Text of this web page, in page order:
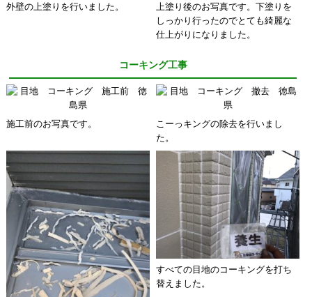
外壁の上塗りを行いました。
上塗り後のお写真です。下塗りを
しっかり行ったのでとても綺麗な
仕上がりになりました。
コーキング工事
施工前のお写真です。
こーっキングの除去を行いまし
た。
すべての目地のコーキングを打ち
替えました。